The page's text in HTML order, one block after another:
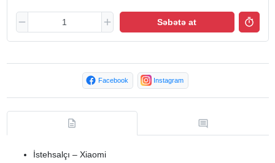
Səbətə at
Facebook Instagram
İstehsalçı – Xiaomi